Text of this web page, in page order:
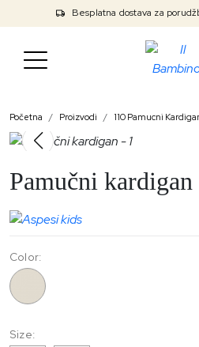
Besplatna dostava za
Početna Proizvodi 110 Pamucni
Pamučni kardigan
Size:
Color: